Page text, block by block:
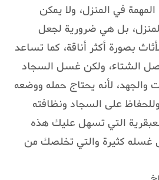
في المنزل، ولا يمكن
بل هي ضرورية لجعل
بصورة أكثر أناقة، كما تساعد
الشتاء، ولكن غسل السجاد
والجهد، لأنه يحتاج حمله ووضعه
على السجاد ونظافته
التي تسهل عليك هذه
غسله كثيرة والتي تخلصك من